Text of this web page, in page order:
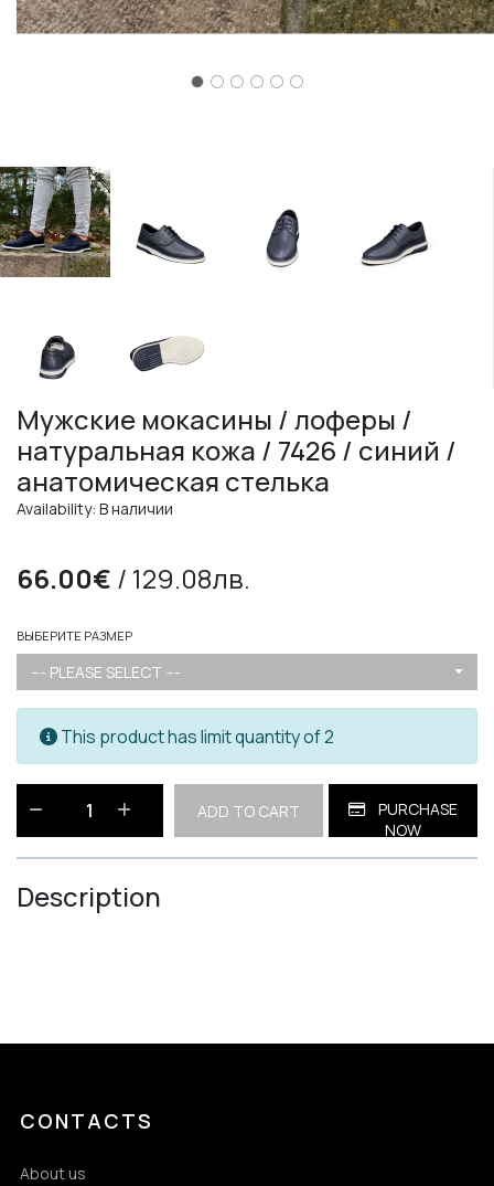
Мужские мокасины / лоферы /
натуральная кожа / 7426 / синий /
анатомическая стелька
Availability: В наличии
66.00€ / 129.08лв.
ВЫБЕРИТЕ РАЗМЕР
--- PLEASE SELECT ---
This product has limit quantity of 2
ADD TO CART
PURCHASE
NOW
Description
CONTACTS
About us